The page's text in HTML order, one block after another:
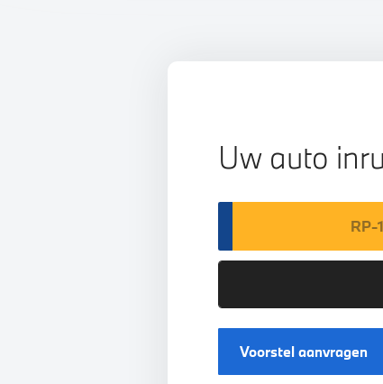
Uw auto
Voorstel aanvragen